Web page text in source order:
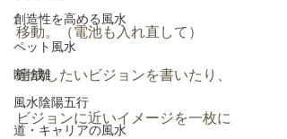
創造性を高める風水
ペット風水
断捨離
風水陰陽五行
道・キャリアの風水
移動。（電池も入れ直して）
達成したいビジョンを書いたり、
ビジョンに近いイメージを一枚に